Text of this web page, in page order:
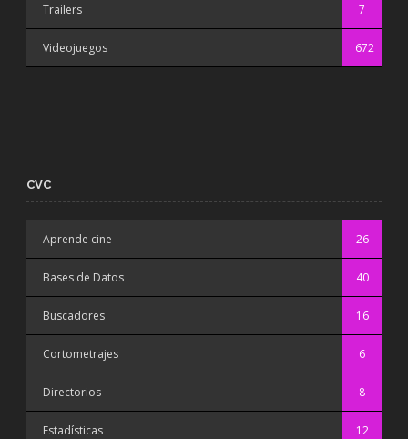
Trailers 7
Videojuegos 672
CVC
Aprende cine 26
Bases de Datos 40
Buscadores 16
Cortometrajes 6
Directorios 8
Estadísticas 12